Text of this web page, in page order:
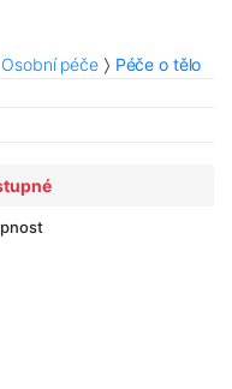
Osobní péče
Péče o tělo